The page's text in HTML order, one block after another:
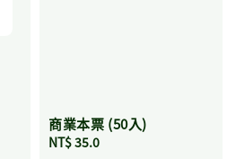
商業本票 (50入)
Regular
NT$ 35.0